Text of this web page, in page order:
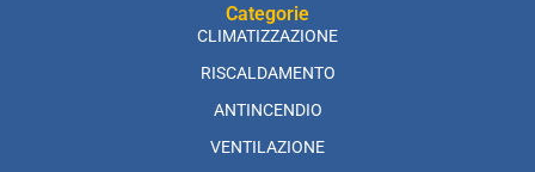
Categorie
CLIMATIZZAZIONE
RISCALDAMENTO
ANTINCENDIO
VENTILAZIONE